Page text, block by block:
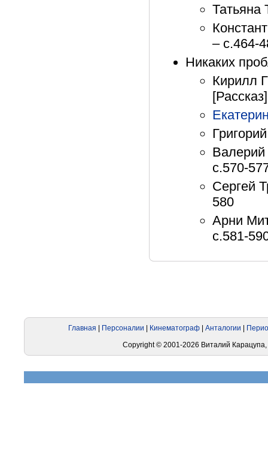
Татьяна
– с.464-
Никаких
Кирилл
Валерий
с.570-
Сергей
580
Арни
с.581-